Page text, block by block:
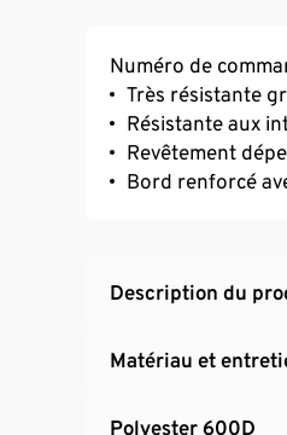
Numéro de
Très résistante
Résistante aux
Revêtement
Bord renforcé
Description du
Matériau et
Polyester 600D